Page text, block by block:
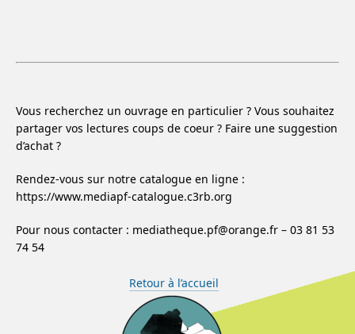
Vous recherchez un ouvrage en particulier ? Vous souhaitez
partager vos lectures coups de coeur ? Faire une suggestion
d’achat ?
Rendez-vous sur notre catalogue en ligne :
https://www.mediapf-catalogue.c3rb.org
Pour nous contacter : mediatheque.pf@orange.fr – 03 81 53
74 54
Retour à l’accueil